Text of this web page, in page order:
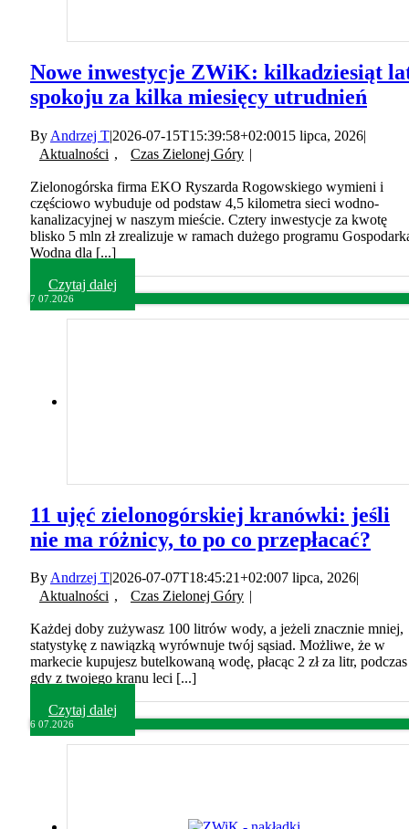
Nowe inwestycje ZWiK: kilkadziesiąt
spokoju za kilka miesięcy utrudnień
By Andrzej T|2026-07-15T15:39:58+02:0015 lipca, 2026|
Aktualności , Czas Zielonej Góry |
Zielonogórska firma EKO Ryszarda Rogowskiego wymieni i
częściowo wybuduje od podstaw 4,5 kilometra sieci wodno-
kanalizacyjnej w naszym mieście. Cztery inwestycje za kwotę
blisko 5 mln zł zrealizuje w ramach dużego programu
Wodna dla [...]
Czytaj dalej
7 07.2026
11 ujęć zielonogórskiej kranówki: jeśli
nie ma różnicy, to po co przepłacać?
ByAndrzej T|2026-07-07T18:45:21+02:007 lipca, 2026|
Aktualności , Czas Zielonej Góry |
Każdej doby zużywasz 100 litrów wody, a jeżeli znacznie mniej,
statystykę z nawiązką wyrównuje twój sąsiad. Możliwe, że w
markecie kupujesz butelkowaną wodę, płacąc 2 zł za litr, podczas
gdy z twojego kranu leci [...]
Czytaj dalej
6 07.2026